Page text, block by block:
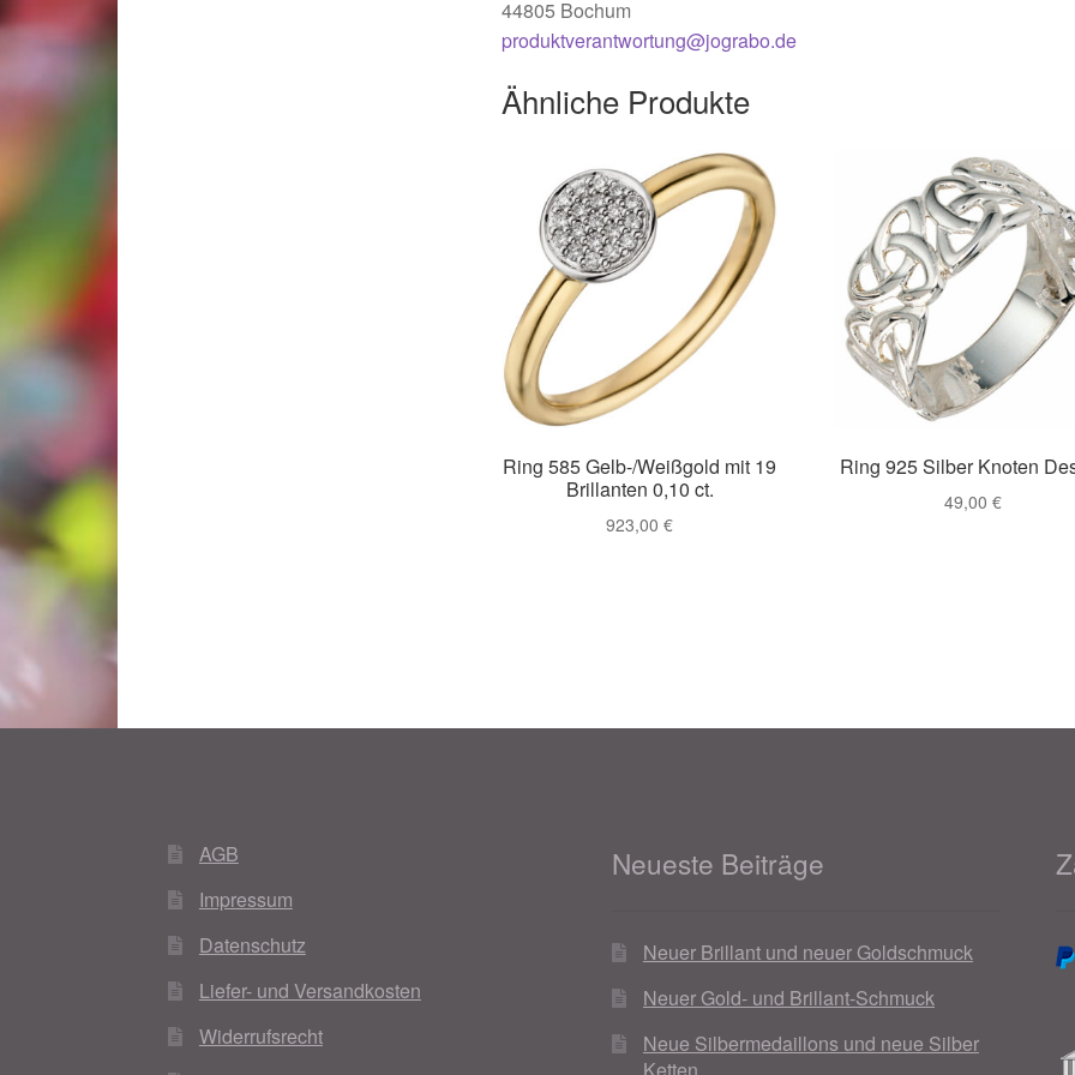
44805 Bochum
produktverantwortung@jograbo.de
Ähnliche Produkte
Ring 585 Gelb-/Weißgold mit 19
Brillanten 0,10 ct.
923,00€
Ring 925 Silber Knoten
49,00 €
AGB
Impressum
Datenschutz
Liefer- und Versandkosten
Widerrufsrecht
Neueste Beiträge
Neuer Brillant und neuer Goldschmuck
Neuer Gold- und Brillant-Schmuck
Neue Silbermedaillons und neue Silber
Ketten